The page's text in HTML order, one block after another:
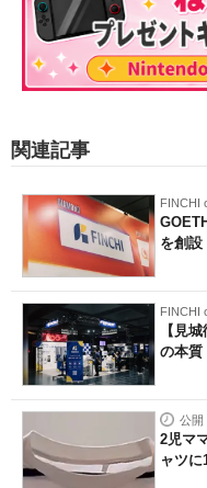
関連記事
FINCHI
を創設
FINCHI
【見
の本質
公開
2児マ
ャツ